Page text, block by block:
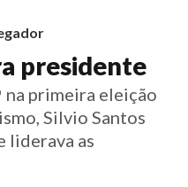
presidente
na primeira eleição
Silvio Santos
liderava as